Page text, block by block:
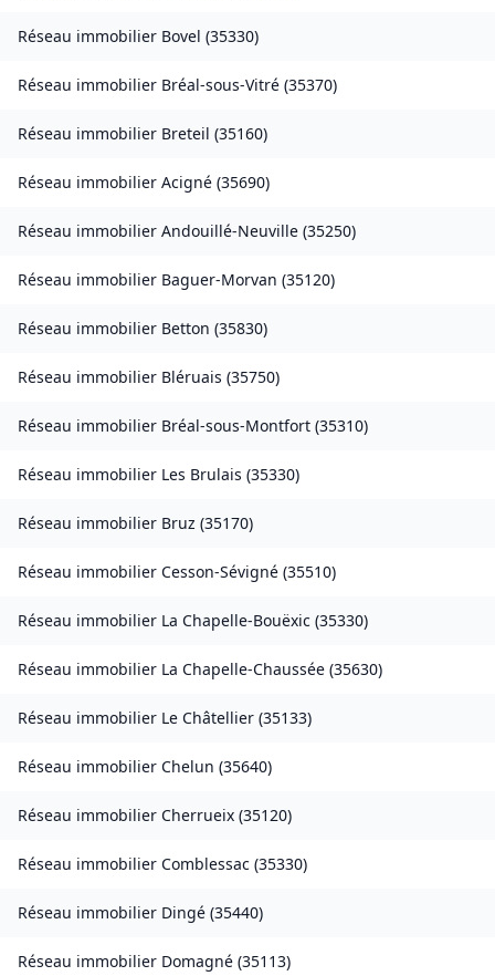
Réseau immobilier Bovel (35330)
Réseau immobilier Bréal-sous-Vitré (35370)
Réseau immobilier Breteil (35160)
Réseau immobilier Acigné (35690)
Réseau immobilier Andouillé-Neuville (35250)
Réseau immobilier Baguer-Morvan (35120)
Réseau immobilier Betton (35830)
Réseau immobilier Bléruais (35750)
Réseau immobilier Bréal-sous-Montfort (35310)
Réseau immobilier Les Brulais (35330)
Réseau immobilier Bruz (35170)
Réseau immobilier Cesson-Sévigné (35510)
Réseau immobilier La Chapelle-Bouëxic (35330)
Réseau immobilier La Chapelle-Chaussée (35630)
Réseau immobilier Le Châtellier (35133)
Réseau immobilier Chelun (35640)
Réseau immobilier Cherrueix (35120)
Réseau immobilier Comblessac (35330)
Réseau immobilier Dingé (35440)
Réseau immobilier Domagné (35113)